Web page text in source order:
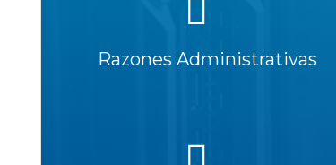
Razones Administrativas